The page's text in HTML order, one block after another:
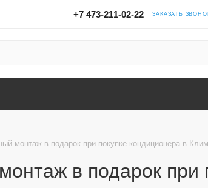
+7 473-211-02-22 ЗАКАЗАТЬ
монтаж в подарок при покупке кондиционера в
в подарок при